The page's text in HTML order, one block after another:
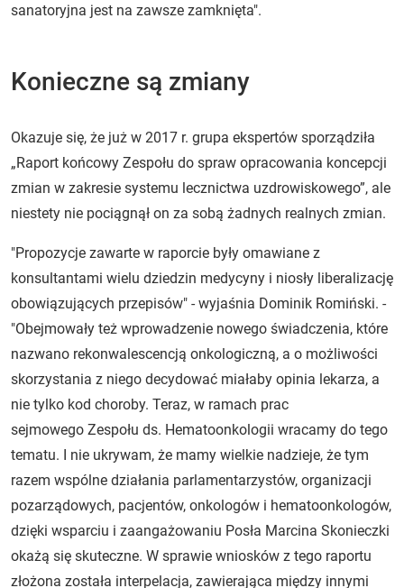
sanatoryjna jest na zawsze zamknięta".
Konieczne są zmiany
Okazuje się, że już w 2017 r. grupa ekspertów sporządziła
„Raport końcowy Zespołu do spraw opracowania koncepcji
zmian w zakresie systemu lecznictwa uzdrowiskowego”, ale
niestety nie pociągnął on za sobą żadnych realnych zmian.
"Propozycje zawarte w raporcie były omawiane z
konsultantami wielu dziedzin medycyny i niosły liberalizację
obowiązujących przepisów" - wyjaśnia Dominik Romiński. -
"Obejmowały też wprowadzenie nowego świadczenia, które
nazwano rekonwalescencją onkologiczną, a o możliwości
skorzystania z niego decydować miałaby opinia lekarza, a
nie tylko kod choroby. Teraz, w ramach prac
sejmowego Zespołu ds. Hematoonkologii wracamy do tego
tematu. I nie ukrywam, że mamy wielkie nadzieje, że tym
razem wspólne działania parlamentarzystów, organizacji
pozarządowych, pacjentów, onkologów i hematoonkologów,
dzięki wsparciu i zaangażowaniu Posła Marcina Skonieczki
okażą się skuteczne. W sprawie wniosków z tego raportu
złożona została interpelacja, zawierająca między innymi